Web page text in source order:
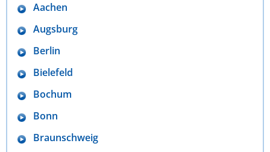
Aachen
Augsburg
Berlin
Bielefeld
Bochum
Bonn
Braunschweig